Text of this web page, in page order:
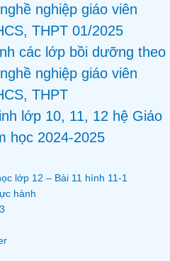
nghiệp giáo viên
THPT 01/2025
các lớp bồi dưỡng theo
nghiệp giáo viên
THPT
lớp 10, 11, 12 hệ Giáo
học 2024-2025
lớp 12 – Bài 11 hình 11-1
hành